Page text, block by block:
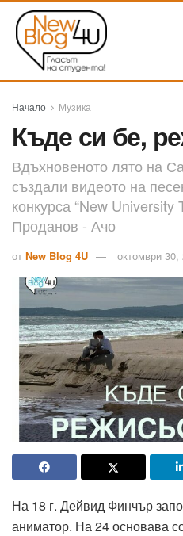
Начало Музика
Къде си бе,
Вдъхновеното лято на
създали видеото на
конкурса “New University
Проданов - Ачо
от New Blog 4U октомври 30,
На 18 г. Дейвид Финчър
аниматор. На 24 основава